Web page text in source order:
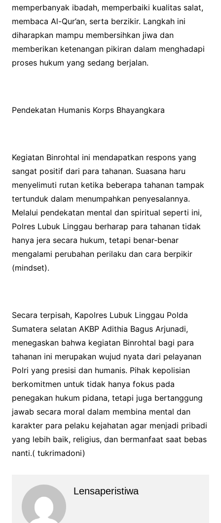
memperbanyak ibadah, memperbaiki kualitas salat,
membaca Al-Qur’an, serta berzikir. Langkah ini
diharapkan mampu membersihkan jiwa dan
memberikan ketenangan pikiran dalam menghadapi
proses hukum yang sedang berjalan.
Pendekatan Humanis Korps Bhayangkara
Kegiatan Binrohtal ini mendapatkan respons yang
sangat positif dari para tahanan. Suasana haru
menyelimuti rutan ketika beberapa tahanan tampak
tertunduk dalam menumpahkan penyesalannya.
Melalui pendekatan mental dan spiritual seperti ini,
Polres Lubuk Linggau berharap para tahanan tidak
hanya jera secara hukum, tetapi benar-benar
mengalami perubahan perilaku dan cara berpikir
(mindset).
Secara terpisah, Kapolres Lubuk Linggau Polda
Sumatera selatan AKBP Adithia Bagus Arjunadi,
menegaskan bahwa kegiatan Binrohtal bagi para
tahanan ini merupakan wujud nyata dari pelayanan
Polri yang presisi dan humanis. Pihak kepolisian
berkomitmen untuk tidak hanya fokus pada
penegakan hukum pidana, tetapi juga bertanggung
jawab secara moral dalam membina mental dan
karakter para pelaku kejahatan agar menjadi pribadi
yang lebih baik, religius, dan bermanfaat saat bebas
nanti.( tukrimadoni)
Lensaperistiwa